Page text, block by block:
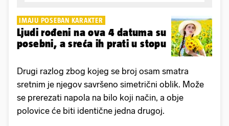
IMAJU POSEBAN KARAKTER
Ljudi rođeni na ova 4 datuma su
posebni, a sreća ih prati u stopu
Drugi razlog zbog kojeg se broj osam smatra
sretnim je njegov savršeno simetrični oblik. Može
se prerezati napola na bilo koji način, a obje
polovice će biti identične jedna drugoj.